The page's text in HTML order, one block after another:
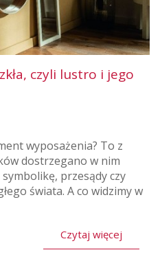
czyli lustro i jego
wyposażenia? To z
dostrzegano w nim
przesądy czy
świata. A co widzimy w
Czytaj więcej